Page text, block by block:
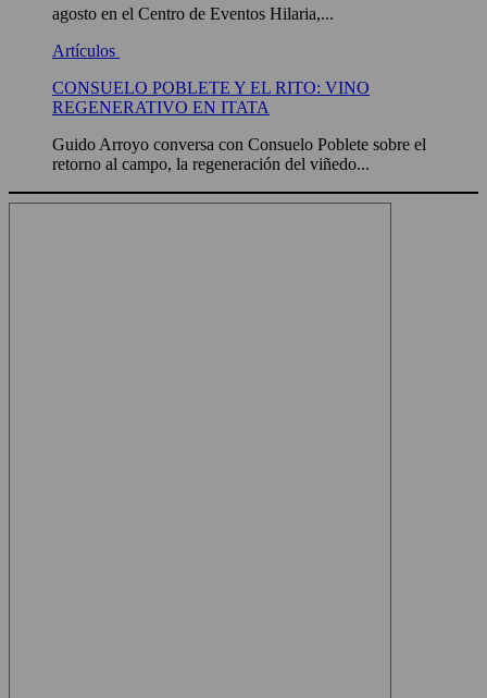
agosto en el Centro de Eventos Hilaria,...
Artículos
CONSUELO POBLETE Y EL RITO: VINO
REGENERATIVO EN ITATA
Guido Arroyo conversa con Consuelo Poblete sobre el
retorno al campo, la regeneración del viñedo...